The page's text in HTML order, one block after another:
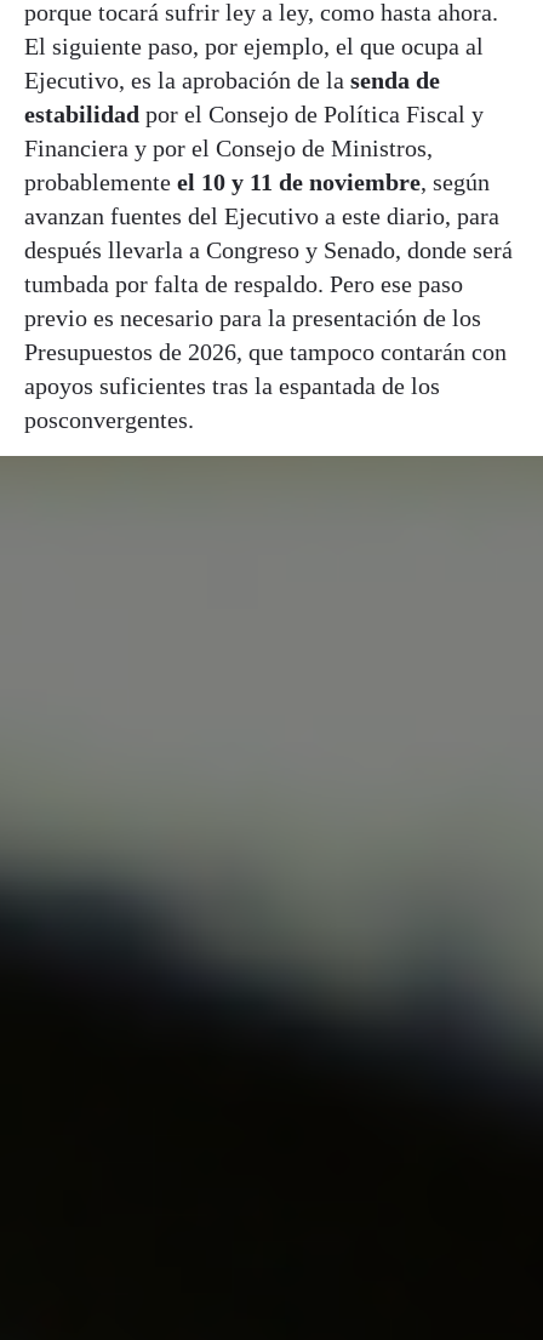
porque tocará sufrir ley a ley, como hasta ahora.
El siguiente paso, por ejemplo, el que ocupa al
Ejecutivo, es la aprobación de la senda de
estabilidad por el Consejo de Política Fiscal y
Financiera y por el Consejo de Ministros,
probablemente el 10 y 11 de noviembre, según
avanzan fuentes del Ejecutivo a este diario, para
después llevarla a Congreso y Senado, donde será
tumbada por falta de respaldo. Pero ese paso
previo es necesario para la presentación de los
Presupuestos de 2026, que tampoco contarán con
apoyos suficientes tras la espantada de los
posconvergentes.